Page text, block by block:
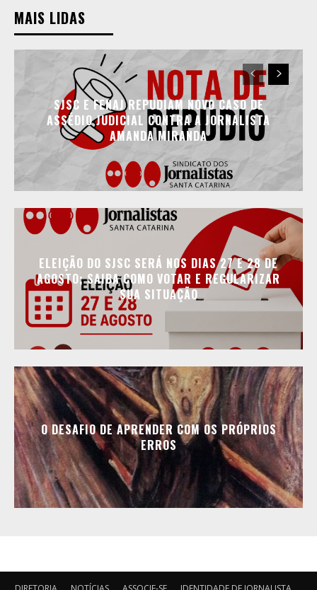
MAIS LIDAS
SJSC E FENAJ REPUDIAM NOVO CASO DE
ASSÉDIO JUDICIAL CONTRA A JORNALISTA
AMANDA MIRANDA
ELEIÇÃO DO SJSC SERÁ NOS DIAS 27 E 28 DE
AGOSTO; SAIBA COMO VOTAR E REGULARIZAR
SUA SITUAÇÃO
O DESAFIO DE APRENDER COM OS PRÓPRIOS
ERROS